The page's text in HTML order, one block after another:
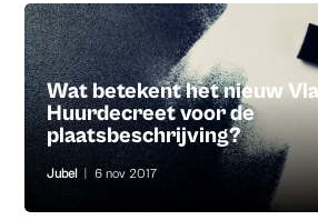
Wat betekent het nieuw
Huurdecreet voor de
plaatsbeschrijving?
Jubel 6 nov 2017